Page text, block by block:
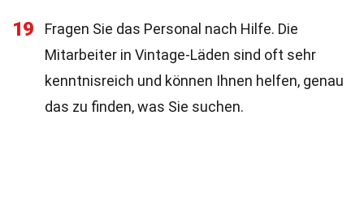
19
Fragen Sie das Personal nach Hilfe. Die
Mitarbeiter in Vintage-Läden sind oft sehr
kenntnisreich und können Ihnen helfen, genau
das zu finden, was Sie suchen.